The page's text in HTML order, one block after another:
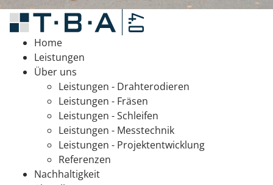
Home
Leistungen
Über uns
Leistungen - Drahterodieren
Leistungen - Fräsen
Leistungen - Schleifen
Leistungen - Messtechnik
Leistungen - Projektentwicklung
Referenzen
Nachhaltigkeit